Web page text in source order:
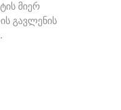
მიერ
გავლენის